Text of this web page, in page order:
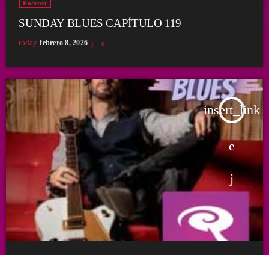
Podcast
SUNDAY BLUES CAPÍTULO 119
today febrero 8, 2026
insert_link